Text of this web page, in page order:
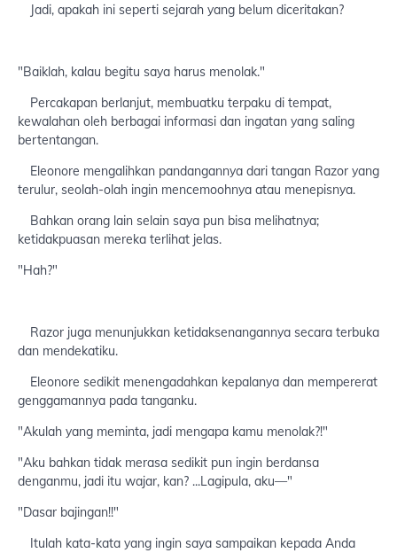
Jadi, apakah ini seperti sejarah yang belum diceritakan?
"Baiklah, kalau begitu saya harus menolak."
Percakapan berlanjut, membuatku terpaku di tempat,
kewalahan oleh berbagai informasi dan ingatan yang saling
bertentangan.
Eleonore mengalihkan pandangannya dari tangan Razor yang
terulur, seolah-olah ingin mencemoohnya atau menepisnya.
Bahkan orang lain selain saya pun bisa melihatnya;
ketidakpuasan mereka terlihat jelas.
"Hah?"
Razor juga menunjukkan ketidaksenangannya secara terbuka
dan mendekatiku.
Eleonore sedikit menengadahkan kepalanya dan mempererat
genggamannya pada tanganku.
"Akulah yang meminta, jadi mengapa kamu menolak?!"
"Aku bahkan tidak merasa sedikit pun ingin berdansa
denganmu, jadi itu wajar, kan? ...Lagipula, aku—"
"Dasar bajingan!!"
Itulah kata-kata yang ingin saya sampaikan kepada Anda